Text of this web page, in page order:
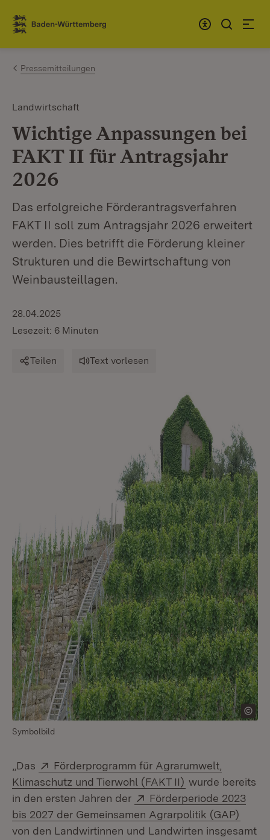
Zum Inhalt springen
Link zur Startseite
Pressemitteilungen
Landwirtschaft
Wichtige Anpassungen bei
FAKT II für Antragsjahr
2026
Das erfolgreiche Förderantragsverfahren
FAKT II soll zum Antragsjahr 2026 erweitert
werden. Dies betrifft die Förderung kleiner
Strukturen und die Bewirtschaftung von
Weinbausteillagen.
28.04.2025
Lesezeit: 6 Minuten
Teilen Text vorlesen
Symbolbild
„Das Extern:
Förderprogramm für Agrarumwelt,
Klimaschutz und Tierwohl (FAKT II) (Öffnet in
wurde bereits
in den ersten Jahren der
Extern:
Förderperiode 2023
bis 2027 der Gemeinsamen Agrarpolitik (GAP)
von den Landwirtinnen und Landwirten insgesamt